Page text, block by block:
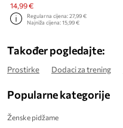
14,99 €
Regularna cijena:27,99 €
Najniža cijena:15,99 €
Također pogledajte:
Prostirke Dodaci za trening
Popularne kategorije
Ženske pidžame